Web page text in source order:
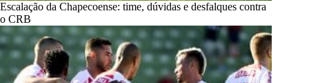
Escalação da Chapecoense: time, dúvidas e desfalques contra
o CRB